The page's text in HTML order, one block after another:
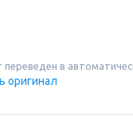
переведен в
оригинал